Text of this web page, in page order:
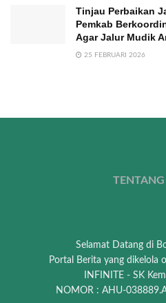
Tinjau Perbaikan
Pemkab
Agar Jalur Mudik
25 FEBRUARI 2026
Selamat Datang di
Portal Berita yang dikelola
INFINITE - SK
NOMOR : AHU-